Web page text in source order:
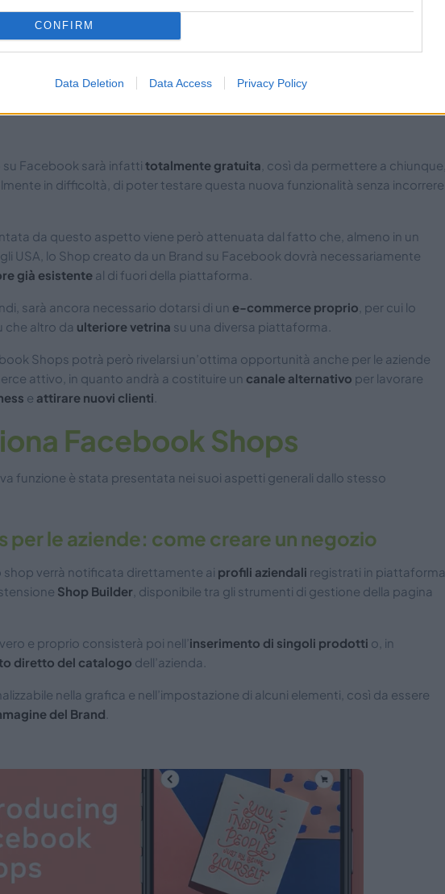
CONFIRM
Data Deletion Data Access Privacy Policy
su Facebook sarà infatti totalmente gratuita , così da permettere a chiunque,
in difficoltà, di poter testare questa nuova funzionalità senza incorrere
da questo aspetto viene però attenuata dal fatto che, almeno in un
USA, lo Shop creato da un Brand su Facebook dovrà necessariamente
già esistenteal di fuori della piattaforma.
sarà ancora necessario dotarsi di un e-commerce proprio , per cui lo
che altro da ulteriore vetrina su una diversa piattaforma.
Shops potrà però rivelarsi un’ottima opportunità anche per le aziende
attivo, in quanto andrà a costituire un canale alternativo per lavorare
e attirare nuovi clienti
Facebook Shops
funzione è stata presentata nei suoi aspetti generali dallo stesso
per le aziende: come creare un negozio
shop verrà notificata direttamente ai profili aziendali registrati in piattaforma
Shop Builder , disponibile tra gli strumenti di gestione della pagina
e proprio consisterà poi nell’inserimento di singoli prodotti o, in
diretto del catalogo dell’azienda.
nella grafica e nell’impostazione di alcuni elementi, così da essere
del Brand